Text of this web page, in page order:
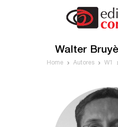
Walter
Home Autores W1